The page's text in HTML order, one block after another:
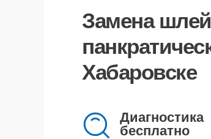
Замена
Хабаровске
Диагностика
бесплатно